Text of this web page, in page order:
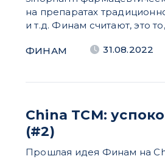
на препаратах
и т.д. Финам считают, это
ФИНАМ 31.08.2022
China TCM:
(#2)
Прошлая идея Финам на